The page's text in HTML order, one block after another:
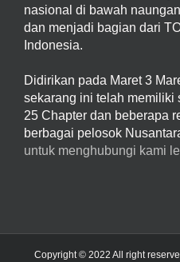
nasional di bawah
dan menjadi bagian dari
Indonesia.
Didirikan pada Maret 3
sekarang ini telah memiliki
25 Chapter dan beberapa
berbagai pelosok
untuk menghubungi kami
Copyright © 2022 All right